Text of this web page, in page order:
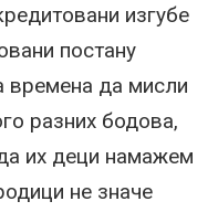
изгубе
постану
времена да мисли
разних бодова,
их деци намажем
не значе